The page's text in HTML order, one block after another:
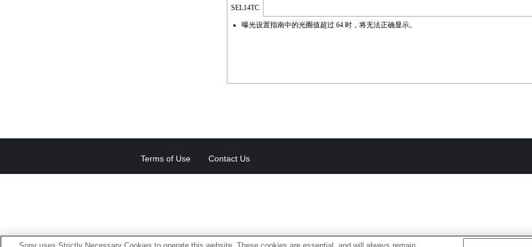
SEL14TC
曝光设置指南中的光圈值超过 64 时，将无法正确显示。
Terms of Use Contact Us